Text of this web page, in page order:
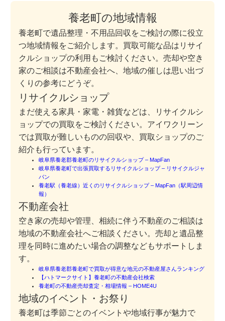
養老町の地域情報
養老町で遺品整理・不用品回収をご検討の際に役立
つ地域情報をご紹介します。買取可能な品はリサイ
クルショップの利用もご検討ください。売却や空き
家のご相談は不動産会社へ、地域の催しは思い出づ
くりの参考にどうぞ。
リサイクルショップ
まだ使える家具・家電・雑貨などは、リサイクルシ
ョップでの買取をご検討ください。アイワクリーン
では買取が難しいものの回収や、買取ショップのご
紹介も行っています。
岐阜県養老郡養老町のリサイクルショップ – MapFan
岐阜県養老町で出張買取するリサイクルショップ – リサイクルジャ
パン
養老駅（養老線）近くのリサイクルショップ – MapFan（駅周辺情
報）
不動産会社
空き家の売却や管理、相続に伴う不動産のご相談は
地域の不動産会社へご相談ください。売却と遺品整
理を同時に進めたい場合の調整などもサポートしま
す。
岐阜県養老郡養老町で買取が得意な地元の不動産屋さんランキング
【ハトマークサイト】養老町の不動産会社検索
養老町の不動産売却査定・相場情報 – HOME4U
地域のイベント・お祭り
養老町は季節ごとのイベントや地域行事が魅力で